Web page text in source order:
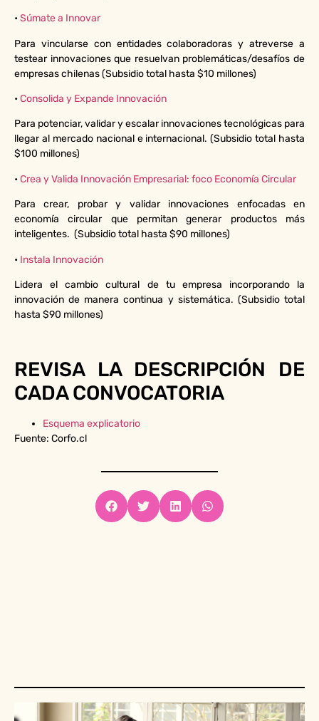
•Súmate a Innovar
Para vincularse con entidades colaboradoras y atreverse a
testear innovaciones que resuelvan problemáticas/desafíos de
empresas chilenas (Subsidio total hasta $10 millones)
•Consolida y Expande Innovación
Para potenciar, validar y escalar innovaciones tecnológicas para
llegar al mercado nacional e internacional. (Subsidio total hasta
$100 millones)
•Crea y Valida Innovación Empresarial: foco Economía Circular
Para crear, probar y validar innovaciones enfocadas en
economía circular que permitan generar productos más
inteligentes. (Subsidio total hasta $90 millones)
• Instala Innovación
Lidera el cambio cultural de tu empresa incorporando la
innovación de manera continua y sistemática. (Subsidio total
hasta $90 millones)
REVISA LA DESCRIPCIÓN DE
CADA CONVOCATORIA
Esquema explicatorio
Fuente: Corfo.cl